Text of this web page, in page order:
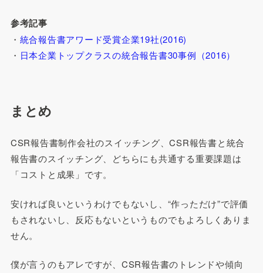
参考記事
・ 統合報告書アワード受賞企業19社(2016)
・ 日本企業トップクラスの統合報告書30事例（2016）
まとめ
CSR報告書制作会社のスイッチング、CSR報告書と統合
報告書のスイッチング、どちらにも共通する重要課題は
「コストと成果」です。
安ければ良いというわけでもないし、“作っただけ”で評価
もされないし、反応もないというものでもよろしくありま
せん。
僕が言うのもアレですが、CSR報告書のトレンドや傾向